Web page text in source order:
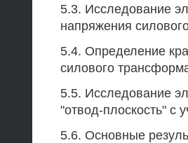
5.3. Исследование
напряжения
5.4. Определение
силового
5.5. Исследование
"отвод-плоскость" с
5.6. Основные